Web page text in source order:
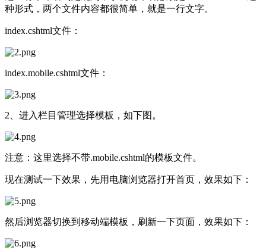
种形式，两个文件内容都很简单，就是一行文字。
index.cshtml文件：
index.mobile.cshtml文件：
2、进入栏目管理选择模板，如下图。
注意：这里选择不带.mobile.cshtml的模板文件。
现在测试一下效果，先用电脑浏览器打开首页，效果如下：
然后浏览器切换到移动端模板，刷新一下页面，效果如下：